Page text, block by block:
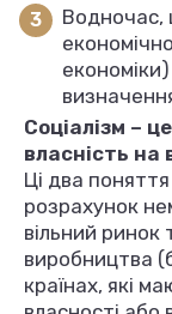
Водночас,
економіки)
Соціалізм –
власність на
Ці два
розрахунок
вільний ринок
виробництва
країнах, які